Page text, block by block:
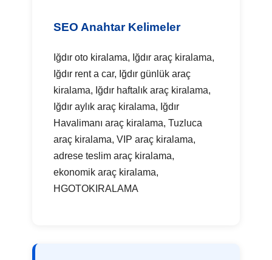
SEO Anahtar Kelimeler
Iğdır oto kiralama, Iğdır araç kiralama,
Iğdır rent a car, Iğdır günlük araç
kiralama, Iğdır haftalık araç kiralama,
Iğdır aylık araç kiralama, Iğdır
Havalimanı araç kiralama, Tuzluca
araç kiralama, VIP araç kiralama,
adrese teslim araç kiralama,
ekonomik araç kiralama,
HGOTOKIRALAMA